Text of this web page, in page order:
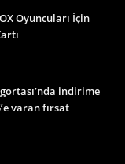
Oyuncuları İçin
indirime
varan fırsat